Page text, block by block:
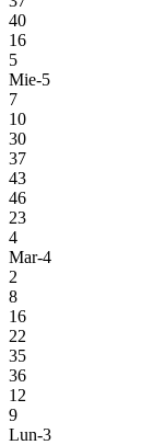
40
16
5
Mie-5
7
10
30
37
43
46
23
4
Mar-4
2
8
16
22
35
36
12
9
Lun-3